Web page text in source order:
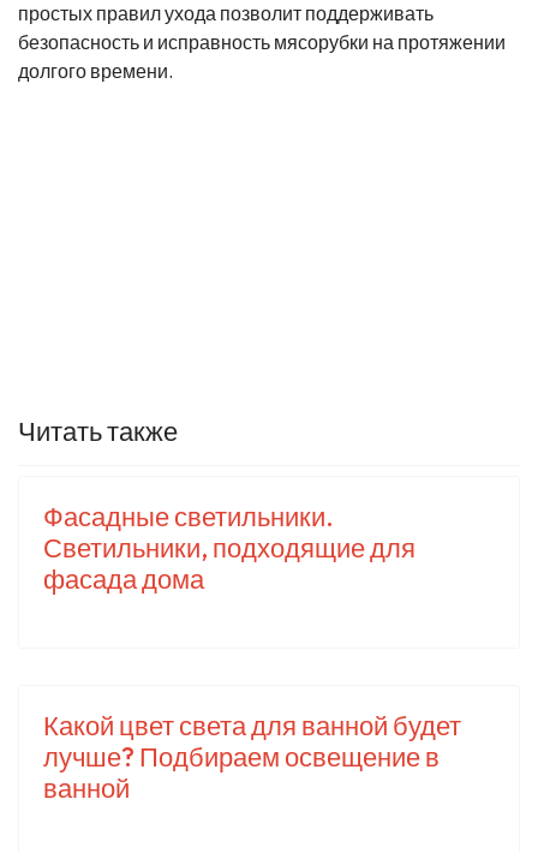
простых правил ухода позволит поддерживать
безопасность и исправность мясорубки на протяжении
долгого времени.
Читать также
Фасадные светильники.
Светильники, подходящие для
фасада дома
Какой цвет света для ванной будет
лучше? Подбираем освещение в
ванной